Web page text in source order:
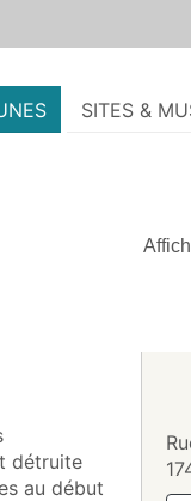
SITES &
détruite
au début